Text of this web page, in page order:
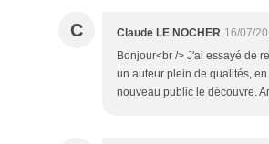
C Claude LE NOCHER 16/07/
Bonjour<br /> J'ai essayé de
un auteur plein de qualités,
nouveau public le découvre.